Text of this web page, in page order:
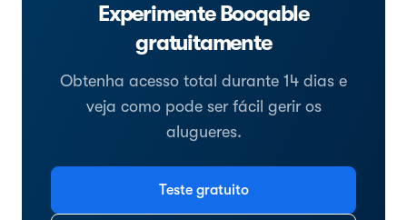
Experimente Booqable
gratuitamente
Obtenha acesso total durante 14 dias e
veja como pode ser fácil gerir os
alugueres.
Teste gratuito